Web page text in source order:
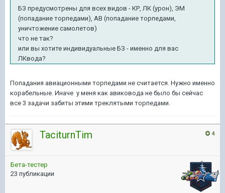
БЗ предусмотрены для всех видов - КР, ЛК (урон), ЭМ
(попадание торпедами), АВ (попадание торпедами,
уничтожение самолетов)
что не так?
или вы хотите индивидуальные БЗ - именно для вас
ЛКвода?
Попадания авиационными торпедами не считается. Нужно именно
корабельные. Иначе у меня как авиковода не было бы сейчас
все 3 задачи забиты этими треклятыми торпедами.
4
TaciturnTim
Бета-тестер
23 публикации